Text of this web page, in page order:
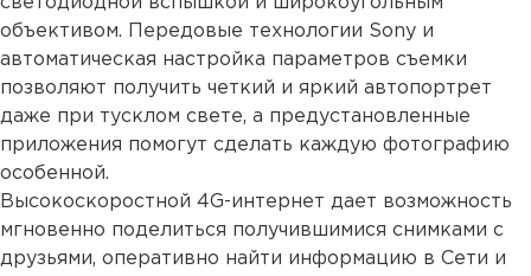
объективом. Передовые технологии Sony и
автоматическая настройка параметров съемки
позволяют получить четкий и яркий автопортрет
даже при тусклом свете, а предустановленные
приложения помогут сделать каждую фотографию
особенной.
Высокоскоростной 4G-интернет дает возможность
мгновенно поделиться получившимися снимками с
друзьями, оперативно найти информацию в Сети и